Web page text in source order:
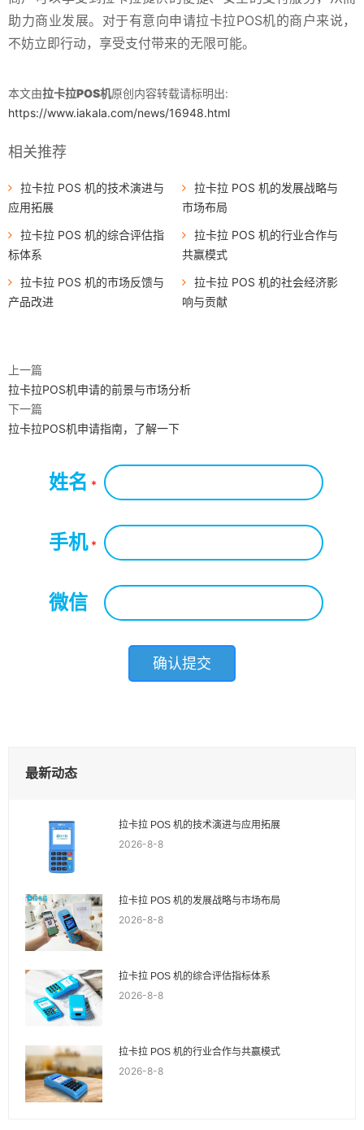
助力商业发展。对于有意向申请拉卡拉POS机的商户来说，
不妨立即行动，享受支付带来的无限可能。
本文由拉卡拉POS机原创内容转载请标明出:
https://www.iakala.com/news/16948.html
相关推荐
拉卡拉 POS 机的技术演进与
应用拓展
拉卡拉 POS 机的发展战略与
市场布局
拉卡拉 POS 机的综合评估指
标体系
拉卡拉 POS 机的行业合作与
共赢模式
拉卡拉 POS 机的市场反馈与
产品改进
拉卡拉 POS 机的社会经济影
响与贡献
上一篇
拉卡拉POS机申请的前景与市场分析
下一篇
拉卡拉POS机申请指南，了解一下
姓名 *
手机*
微信
最新动态
拉卡拉 POS 机的技术演进与应用拓展
2026-8-8
拉卡拉 POS 机的发展战略与市场布局
2026-8-8
拉卡拉 POS 机的综合评估指标体系
2026-8-8
拉卡拉 POS 机的行业合作与共赢模式
2026-8-8